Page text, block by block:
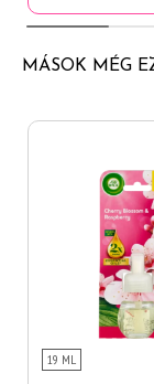
MÁSOK MÉG
19 ML